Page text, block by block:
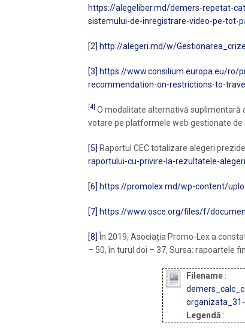
https://alegeliber.md/demers-repetat-
sistemului-de-inregistrare-video-pe-tot-
[2] http://alegeri.md/w/
[3] https://www.consilium.europa.eu/ro/
recommendation-on-restrictions-to-
[4] O modalitate alternativă suplimentară
votare pe platformele web gestionate de
[5] Raportul CEC totalizare alegeri
raportului-cu-privire-la-rezultatele-
[6] https://promolex.md/wp-content/
[7] https://www.osce.org/files/f/
[8] În 2019, Asociația Promo-Lex a
– 50, în turul doi – 37, Sursa: rapoartele
Filename :
Legendă :